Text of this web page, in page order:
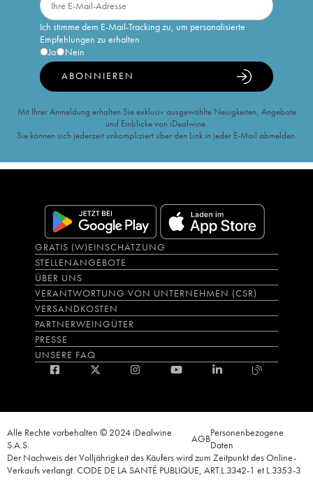
Ich stimme dem E-Mail-Tracking zu, um personalisierte
Empfehlungen zu erhalten
Ja
Nein
ABONNIEREN
Mit Ihrer Anmeldung erhalten Sie exklusiv ausgewählte Neuigkeiten, Angebote
und Einblicke von iDealwine.
Sie können sich jederzeit unkompliziert über den Link in jeder E-Mail abmelden.
GRATIS (W)EINSCHÄTZUNG
STELLENANGEBOTE
ÜBER UNS
VERANTWORTUNG VON UNTERNEHMEN (CSR)
VERSANDKOSTEN
PARTNERWEINGÜTER
PRESSE
UNSERE FAQ
Alle Rechte vorbehalten © 2024 iDealwine
S.A.S.
AGBPersonenbezogene
Daten
Der Nachweis der Volljährigkeit des Käufers wird zum Zeitpunkt des Online-
Verkaufs verlangt. CODE DE LA SANTÉ PUBLIQUE, ART.L.3342-1 et L.3353-3